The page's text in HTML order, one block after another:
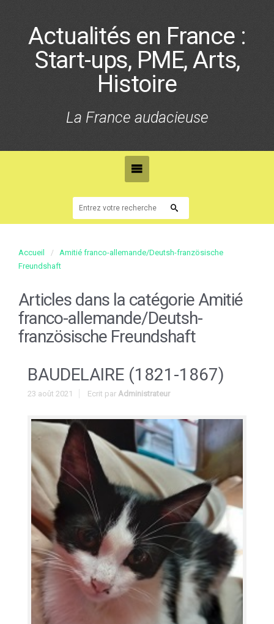
Actualités en France :
Start-ups, PME, Arts,
Histoire
La France audacieuse
Accueil
Amitié franco-allemande/Deutsh-französische
Freundshaft
Articles dans la catégorie Amitié
franco-allemande/Deutsh-
französische Freundshaft
BAUDELAIRE (1821-1867)
23 août 2021 Ecrit par Administrateur